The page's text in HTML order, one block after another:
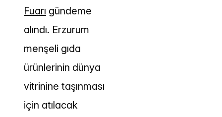
Fuarı gündeme
alındı. Erzurum
menşeli gıda
ürünlerinin dünya
vitrinine taşınması
için atılacak